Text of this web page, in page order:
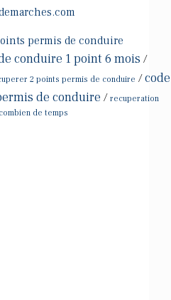
permis de conduire
conduire 1 point 6 mois /
2 points permis de conduire /code
de conduire / recuperation
de temps